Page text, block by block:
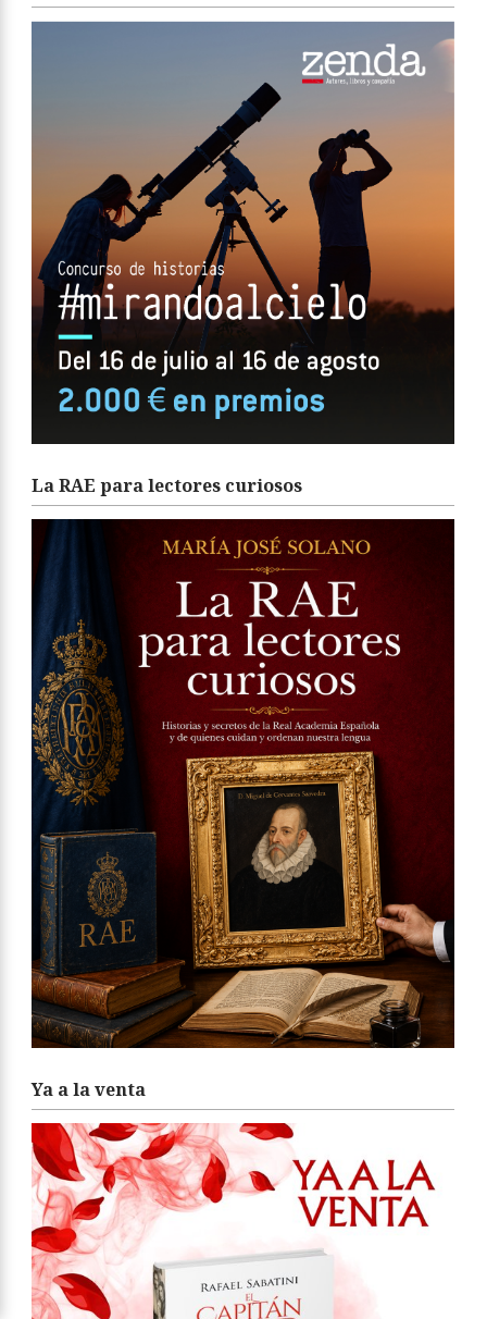
La RAE para lectores curiosos
Ya a la venta